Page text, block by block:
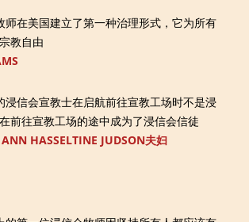
在美国建立了第一种治理形式，它为所有
教自由
信会宣教士在启航前往宣教工场时不是浸
前往宣教工场的途中成为了浸信会信徒
HASSELTINE JUDSON夫妇